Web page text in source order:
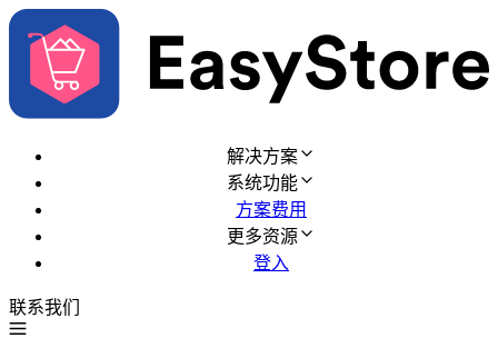
解决方案
系统功能
方案费用
更多资源
登入
联系我们